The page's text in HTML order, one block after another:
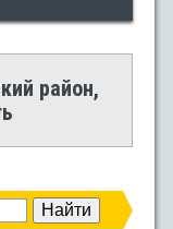
район,